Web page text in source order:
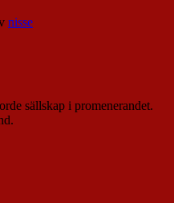
nisse
sällskap i promenerandet.